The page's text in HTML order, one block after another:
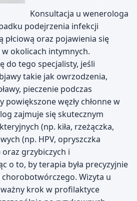
Konsultacja u wenerologa
podejrzenia infekcji
płciową oraz pojawienia się
okolicach intymnych.
do tego specjalisty, jeśli
takie jak owrzodzenia,
pieczenie podczas
powiększone węzły chłonne w
zajmuje się skutecznym
(np. kiła, rzeżączka,
(np. HPV, opryszczka
grzybiczych i
o to, by terapia była precyzyjnie
Wizyta u
krok w profilaktyce